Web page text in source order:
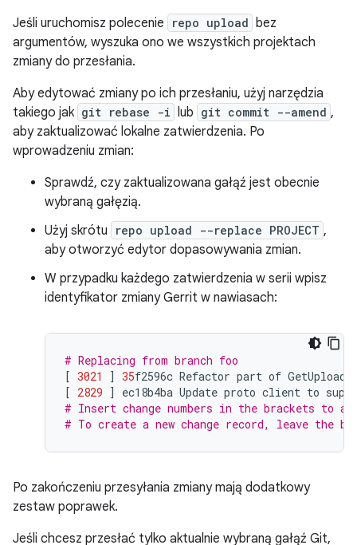
Jeśli uruchomisz polecenie
repo upload bez
argumentów, wyszuka ono we wszystkich projektach
zmiany do przesłania.
Aby edytować zmiany po ich przesłaniu, użyj narzędzia
takiego jak git rebase -i lub git commit --amend ,
aby zaktualizować lokalne zatwierdzenia. Po
wprowadzeniu zmian:
Sprawdź, czy zaktualizowana gałąź jest obecnie
wybraną gałęzią.
Użyj skrótu
repo upload --replace PROJECT ,
aby otworzyć edytor dopasowywania zmian.
W przypadku każdego zatwierdzenia w serii wpisz
identyfikator zmiany Gerrit w nawiasach:
# Replacing from branch foo
[ 3021 ] 35f2596c Refactor part of
[ 2829 ] ec18b4ba Update proto client to
# Insert change numbers in the brackets to
# To create a new change record, leave the
Po zakończeniu przesyłania zmiany mają dodatkowy
zestaw poprawek.
Jeśli chcesz przesłać tylko aktualnie wybraną gałąź Git,